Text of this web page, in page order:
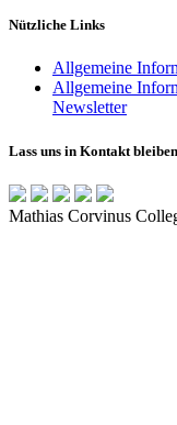
Nützliche Links
Allgemeine
Allgemeine
Newsletter
Lass uns in Kontakt bleiben
Mathias Corvinus